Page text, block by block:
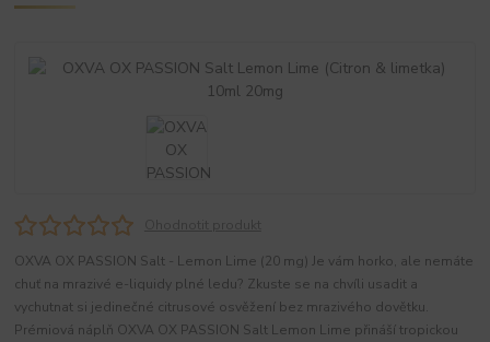
OXVA OX PASSION Salt - Lemon Lime (20 mg) Je vám horko, ale nemáte
chuť na mrazivé e-liquidy plné ledu? Zkuste se na chvíli usadit a
vychutnat si jedinečné citrusové osvěžení bez mrazivého dovětku.
Prémiová náplň OXVA OX PASSION Salt Lemon Lime přináší tropickou